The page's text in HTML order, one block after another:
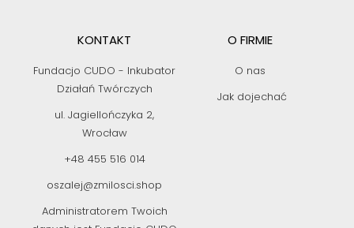
KONTAKT
Fundacjo CUDO - Inkubator
Działań Twórczych
ul. Jagiellończyka 2,
Wrocław
+48 455 516 014
oszalej@zmilosci.shop
Administratorem Twoich
O FIRMIE
O nas
Jak dojechać